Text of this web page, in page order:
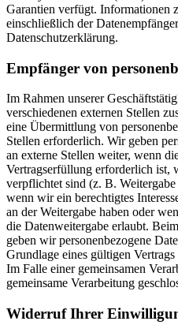
Garantien verfügt. Informationen
einschließlich der
Datenschutzerklärung.
Empfänger von
Im Rahmen unserer
verschiedenen externen Stellen
eine Übermittlung von
Stellen erforderlich. Wir geben
an externe Stellen weiter, wenn
Vertragserfüllung erforderlich ist,
verpflichtet sind (z. B.
wenn wir ein berechtigtes
an der Weitergabe haben oder
die Datenweitergabe erlaubt.
geben wir personenbezogene
Grundlage eines gültigen
Im Falle einer gemeinsamen
gemeinsame Verarbeitung
Widerruf Ihrer